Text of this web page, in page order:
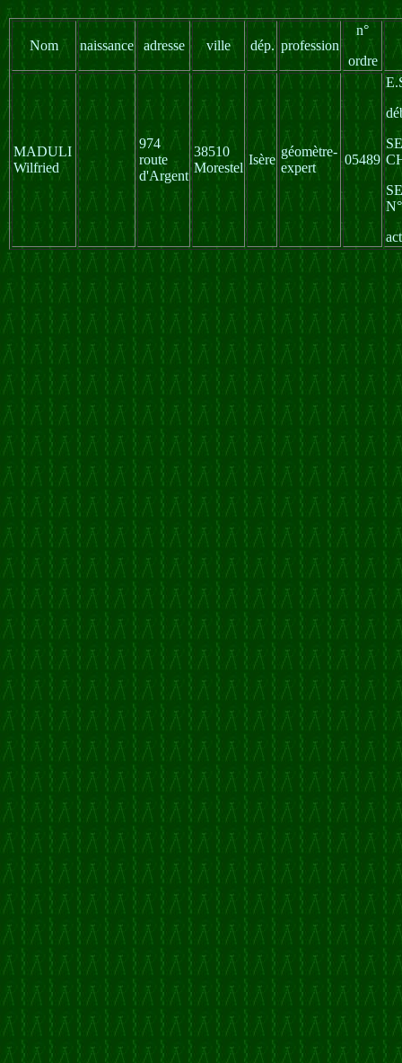
Nom naissance adresse ville dép. profession
n°
ordre
MADULI
Wilfried
974
route
d'Argent
38510
Morestel
Isère
géomètre-
expert
05489